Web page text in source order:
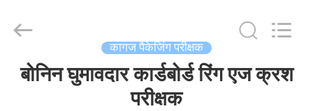
घर
Developed
कागज पैकेजिंग परीक्षक
बोनिन घुमावदार कार्डबोर्ड रिंग एज क्रश
परीक्षक